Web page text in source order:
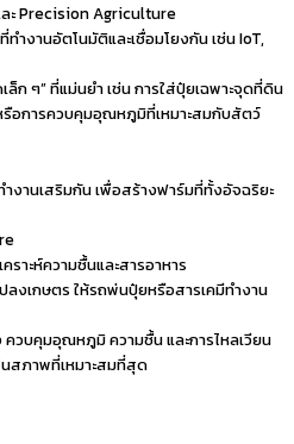
ละ Precision Agriculture
ำงานอัตโนมัติและเชื่อมโยงกัน เช่น IoT,
ๆ” ที่แม่นยำ เช่น การใส่ปุ๋ยเฉพาะจุดที่ดิน
รือการควบคุมอุณหภูมิที่เหมาะสมกับสัตว์
งานเสริมกัน เพื่อสร้างฟาร์มที่ทั้งอัจฉริยะ
ราะห์ความชื้นและสารอาหาร
ลงเกษตร ให้รถพ่นปุ๋ยหรือสารเคมีทำงาน
วบคุมอุณหภูมิ ความชื้น และการไหลเวียน
นสภาพที่เหมาะสมที่สุด